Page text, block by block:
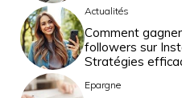
Actualités
Comment
followers sur
Stratégies
Epargne